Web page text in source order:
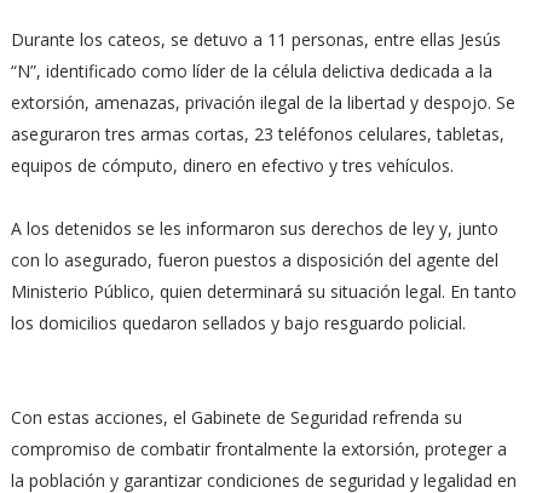
Durante los cateos, se detuvo a 11 personas, entre ellas Jesús
“N”, identificado como líder de la célula delictiva dedicada a la
extorsión, amenazas, privación ilegal de la libertad y despojo. Se
aseguraron tres armas cortas, 23 teléfonos celulares, tabletas,
equipos de cómputo, dinero en efectivo y tres vehículos.
A los detenidos se les informaron sus derechos de ley y, junto
con lo asegurado, fueron puestos a disposición del agente del
Ministerio Público, quien determinará su situación legal. En tanto
los domicilios quedaron sellados y bajo resguardo policial.
Con estas acciones, el Gabinete de Seguridad refrenda su
compromiso de combatir frontalmente la extorsión, proteger a
la población y garantizar condiciones de seguridad y legalidad en